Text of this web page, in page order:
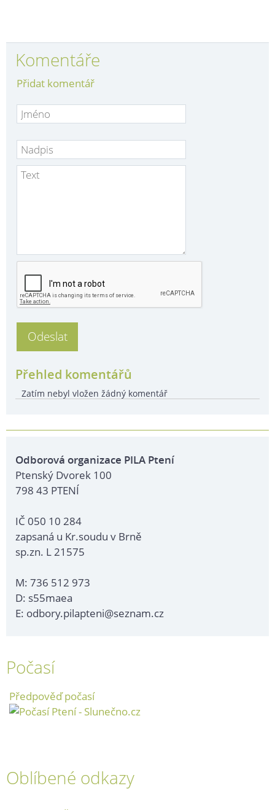
Komentáře
Přidat komentář
Přehled komentářů
Zatím nebyl vložen žádný komentář
Odborová organizace PILA Ptení
Ptenský Dvorek 100
798 43 PTENÍ
IČ 050 10 284
zapsaná u Kr.soudu v Brně
sp.zn. L 21575
M: 736 512 973
D: s55maea
E: odbory.pilapteni@seznam.cz
Počasí
Předpověď počasí
Oblíbené odkazy